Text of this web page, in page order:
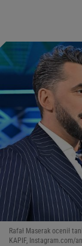
Rafał Maserak ocenił
KAPIF, Instagram.com/